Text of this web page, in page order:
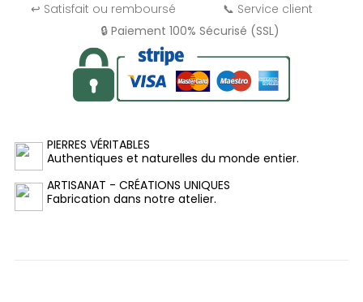
↩️ Satisfait ou remboursé
📞 Service client
🔒 Paiement 100% Sécurisé (SSL)
PIERRES VÉRITABLES
Authentiques et naturelles du monde entier.
ARTISANAT - CRÉATIONS UNIQUES
Fabrication dans notre atelier.